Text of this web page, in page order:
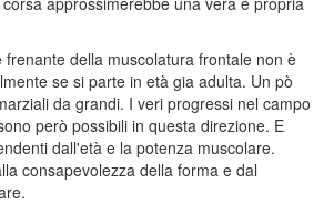
frenante della muscolatura frontale non è
se si parte in età gia adulta. Un pò
da grandi. I veri progressi nel campo
però possibili in questa direzione. E
dall'età e la potenza muscolare.
consapevolezza della forma e dal